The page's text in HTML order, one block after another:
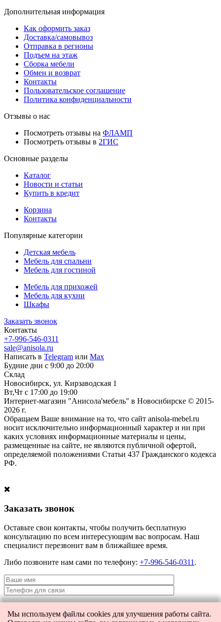
Дополнительная информация
Как оформить заказ
Доставка/самовывоз
Отправка в регионы
Подъем на этаж
Сборка мебели
Обмен и возврат
Контакты
Пользовательское соглашение
Политика конфиденциальности
Отзывы о нас
Посмотреть отзывы на ФЛАМП
Посмотреть отзывы в 2ГИС
Основные разделы
Каталог
Новости и статьи
Купить в кредит
Корзина
Контакты
Популярные категории
Детская мебель
Мебель для спальни
Мебель для гостиной
Мебель для прихожей
Мебель для кухни
Шкафы
Заказать звонок
Контакты
+7-996-546-0311
sale@anisola.ru
Написать в Telegram или Max
Будние дни с 9:00 до 20:00
Склад
Новосибирск, ул. Кирзаводская 1
Вт,Чт с 17:00 до 19:00
Интернет-магазин "Анисола'мебель" в Новосибирске © 2015-
2026 г.
Обращаем Ваше внимание на то, что сайт anisola-mebel.ru
носит исключительно информационный характер и ни при
каких условиях информационные материалы и цены,
размещенные на сайте, не являются публичной офертой,
определяемой положениями Статьи 437 Гражданского кодекса
РФ.
Заказать звонок
Оставьте свои контакты, чтобы получить бесплатную
консультацию по всем интересующим вас вопросам. Наш
специалист перезвонит вам в ближайшее время.
Либо позвоните нам сами по телефону: +7-996-546-0311 .
Мы используем файлы cookies для улучшения работы сайта.